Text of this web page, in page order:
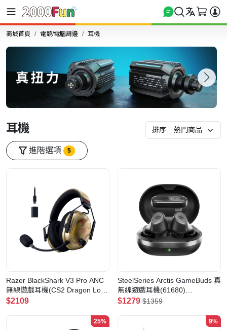
商城首頁 電競/電腦周邊 耳機
耳機 排序:
進階選項 5
Razer BlackShark V3 Pro ANC
無線遊戲耳機(CS2 Dragon Lore
Edition-CS2 Dragon Lore
$2109
SteelSeries Arctis GameBuds 真
無線遊戲耳機(61680)
(PlayStation/PC-黑色)
$1279 $1359
25% 9%